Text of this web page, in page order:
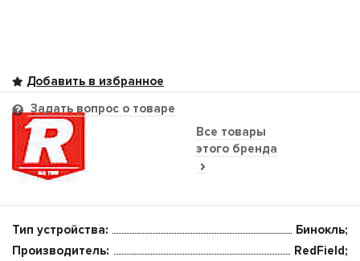
Все товары
этого бренда
Задать вопрос о товаре
Тип устройства:
Бинокль;
Производитель:
RedField;